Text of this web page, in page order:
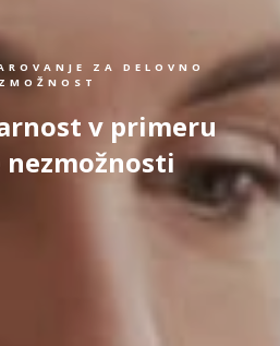
ZA DELOVNO
v primeru